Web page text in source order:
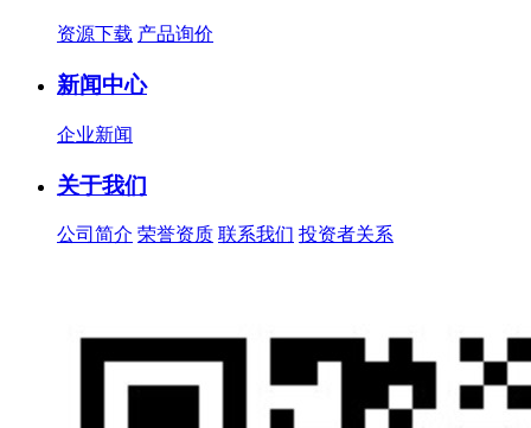
资源下载 产品询价
新闻中心
企业新闻
关于我们
公司简介 荣誉资质 联系我们 投资者关系